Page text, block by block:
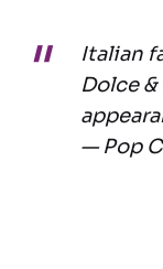
Italian
Dolce
— Pop